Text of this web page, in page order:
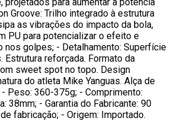
Groove: Trilho integrado à estrutura
as vibrações do impacto da bola,
PU para potencializar o efeito e
nos golpes; - Detalhamento: Superfície
Estrutura reforçada. Formato da
sweet spot no topo. Design
do atleta Mike Yanguas. Alça de
Peso: 360-375g; - Comprimento:
38mm; - Garantia do Fabricante: 90
fabricação; - Origem: Importado.